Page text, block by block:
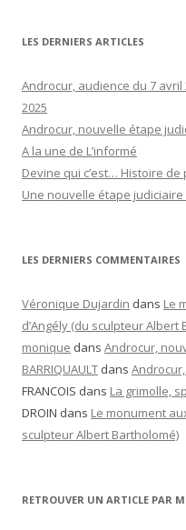
LES DERNIERS ARTICLES
Androcur, audience du 7
2025
Androcur, nouvelle étape
A la une de L’informé
Devine qui c’est… Histoire
Une nouvelle étape
LES DERNIERS COMMENTAIRES
Véronique Dujardin dans Le
d’Angély (du sculpteur Albert
monique dans Androcur,
BARRIQUAULT dans
FRANCOIS dans La grimolle,
DROIN dans Le monument
sculpteur Albert Bartholomé)
RETROUVER UN ARTICLE PAR